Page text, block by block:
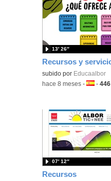
Contenido educativo.
subido por Educaalbor
13′ 26″
-hace 8 meses -Idioma:
-446
Recursos
07′ 12″